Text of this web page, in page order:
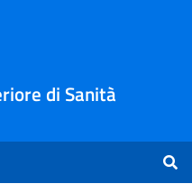
di Sanità